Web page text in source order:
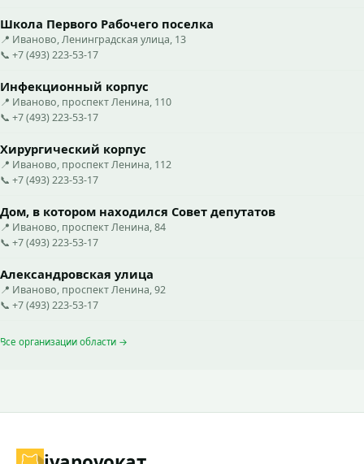
Школа Первого Рабочего поселка
📍 Иваново, Ленинградская улица, 13
📞 +7 (493) 223-53-17
Инфекционный корпус
📍 Иваново, проспект Ленина, 110
📞 +7 (493) 223-53-17
Хирургический корпус
📍 Иваново, проспект Ленина, 112
📞 +7 (493) 223-53-17
Дом, в котором находился Совет депутатов
📍 Иваново, проспект Ленина, 84
📞 +7 (493) 223-53-17
Александровская улица
📍 Иваново, проспект Ленина, 92
📞 +7 (493) 223-53-17
Все организации области →